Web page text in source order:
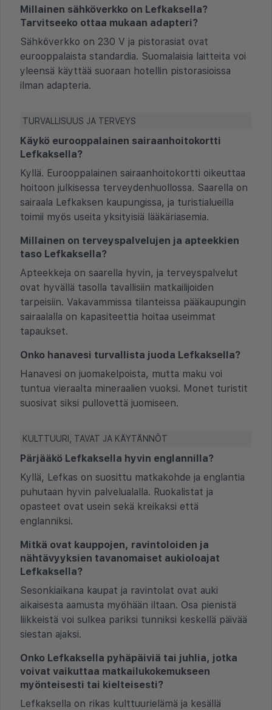
Millainen sähköverkko on Lefkaksella?
Tarvitseeko ottaa mukaan adapteri?
Sähköverkko on 230 V ja pistorasiat ovat
eurooppalaista standardia. Suomalaisia laitteita voi
yleensä käyttää suoraan hotellin pistorasioissa
ilman adapteria.
TURVALLISUUS JA TERVEYS
Käykö eurooppalainen sairaanhoitokortti
Lefkaksella?
Kyllä. Eurooppalainen sairaanhoitokortti oikeuttaa
hoitoon julkisessa terveydenhuollossa. Saarella on
sairaala Lefkaksen kaupungissa, ja turistialueilla
toimii myös useita yksityisiä lääkäriasemia.
Millainen on terveyspalvelujen ja apteekkien
taso Lefkaksella?
Apteekkeja on saarella hyvin, ja terveyspalvelut
ovat hyvällä tasolla tavallisiin matkailijoiden
tarpeisiin. Vakavammissa tilanteissa pääkaupungin
sairaalalla on kapasiteettia hoitaa useimmat
tapaukset.
Onko hanavesi turvallista juoda Lefkaksella?
Hanavesi on juomakelpoista, mutta maku voi
tuntua vieraalta mineraalien vuoksi. Monet turistit
suosivat siksi pullovettä juomiseen.
KULTTUURI, TAVAT JA KÄYTÄNNÖT
Pärjääkö Lefkaksella hyvin englannilla?
Kyllä, Lefkas on suosittu matkakohde ja englantia
puhutaan hyvin palvelualalla. Ruokalistat ja
opasteet ovat usein sekä kreikaksi että
englanniksi.
Mitkä ovat kauppojen, ravintoloiden ja
nähtävyyksien tavanomaiset aukioloajat
Lefkaksella?
Sesonkiaikana kaupat ja ravintolat ovat auki
aikaisesta aamusta myöhään iltaan. Osa pienistä
liikkeistä voi sulkea pariksi tunniksi keskellä päivää
siestan ajaksi.
Onko Lefkaksella pyhäpäiviä tai juhlia, jotka
voivat vaikuttaa matkailukokemukseen
myönteisesti tai kielteisesti?
Lefkaksella on rikas kulttuurielämä ja kesällä